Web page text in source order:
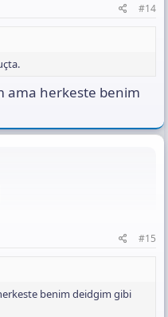
#14
ama herkeste benim
#15
benim deidgim gibi